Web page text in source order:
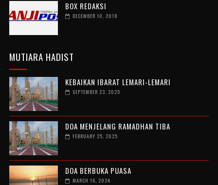
BOX REDAKSI
DECEMBER 10, 2018
MUTIARA HADIST
KEBAIKAN IBARAT LEMARI-LEMARI
SEPTEMBER 23, 2025
DOA MENJELANG RAMADHAN TIBA
FEBRUARY 25, 2025
DOA BERBUKA PUASA
MARCH 16, 2024